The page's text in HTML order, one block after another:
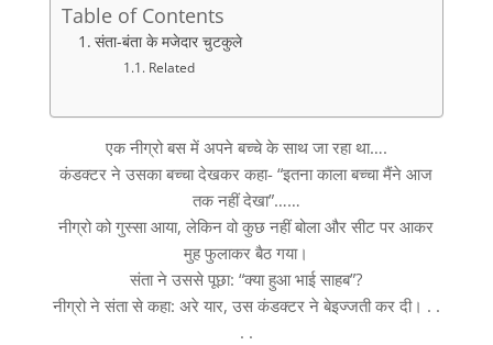
Table of Contents
संता-बंता के मजेदार चुटकुले
Related
एक नीग्रो बस में अपने बच्चे के साथ जा रहा था….
कंडक्टर ने उसका बच्चा देखकर कहा- “इतना काला बच्चा मैंने आज
तक नहीं देखा”……
नीग्रो को गुस्सा आया, लेकिन वो कुछ नहीं बोला और सीट पर आकर
मुह फुलाकर बैठ गया।
संता ने उससे पूछा: “क्या हुआ भाई साहब”?
नीग्रो ने संता से कहा: अरे यार, उस कंडक्टर ने बेइज्जती कर दी। . .
. .